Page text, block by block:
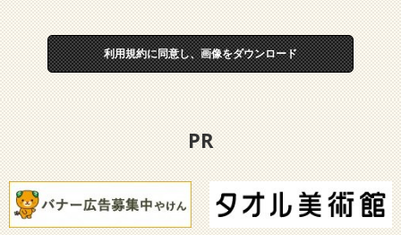
利用規約に同意し、画像をダウンロード
PR